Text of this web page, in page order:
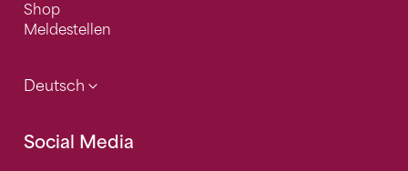
Shop
Meldestellen
Deutsch
Social Media